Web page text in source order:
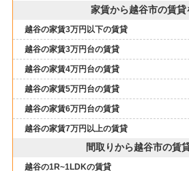
家賃から越谷市の賃貸
越谷の家賃3万円以下の賃貸
越谷の家賃3万円台の賃貸
越谷の家賃4万円台の賃貸
越谷の家賃5万円台の賃貸
越谷の家賃6万円台の賃貸
越谷の家賃7万円以上の賃貸
間取りから越谷市の賃
越谷の1R~1LDKの賃貸